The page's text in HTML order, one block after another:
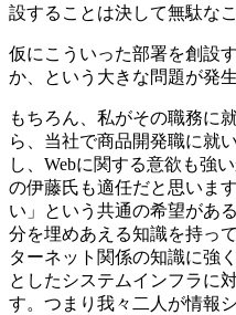
設することは決して無駄な
仮にこういった部署を創設
か、という大きな問題が発
もちろん、私がその職務に
ら、当社で商品開発職に就
し、Webに関する意欲も強
の伊藤氏も適任だと思いま
い」という共通の希望があ
分を埋めあえる知識を持っ
ターネット関係の知識に強
としたシステムインフラに
す。つまり我々二人が情報